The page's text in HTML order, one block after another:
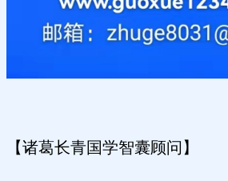
【诸葛长青国学智囊顾问】